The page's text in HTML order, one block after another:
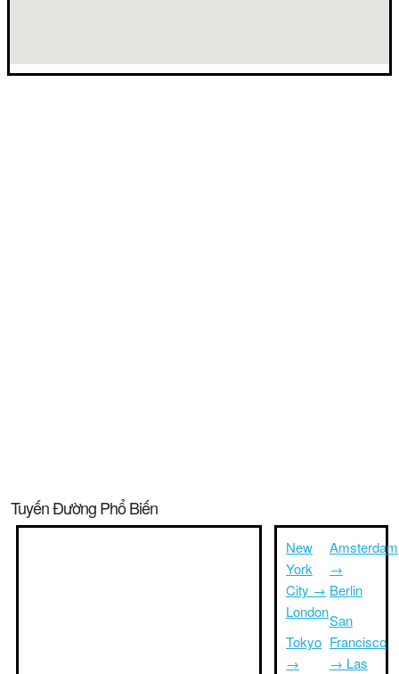
Tuyến Đường Phổ Biến
New
York
City →
London
Tokyo
→
Amsterdam
→
Berlin
San
Francisco
→ Las